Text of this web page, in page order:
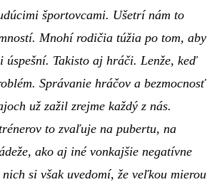
športovcami. Ušetrí nám to
Mnohí rodičia túžia po tom, aby
úspešní. Takisto aj hráči. Lenže, keď
Správanie hráčov a bezmocnosť
už zažil zrejme každý z nás.
to zvaľuje na pubertu, na
ako aj iné vonkajšie negatívne
si však uvedomí, že veľkou mierou